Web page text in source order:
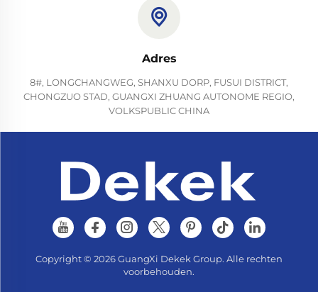
Adres
8#, LONGCHANGWEG, SHANXU DORP, FUSUI DISTRICT,
CHONGZUO STAD, GUANGXI ZHUANG AUTONOME REGIO,
VOLKSPUBLIC CHINA
Copyright © 2026 GuangXi Dekek Group. Alle rechten
voorbehouden.